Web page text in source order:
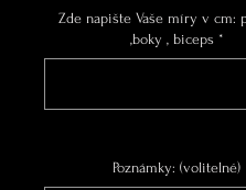
Zde napište Vaše míry v cm:
,boky , biceps *
Poznámky: (volitelné)